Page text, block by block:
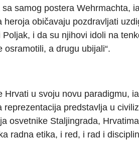
sa samog postera Wehrmachta,
heroja običavaju pozdravljati
Poljak, i da su njihovi idoli na
osramotili, a drugu ubijali“.
Hrvati u svoju novu paradigmu,
reprezentacija predstavlja u
osvetnike Staljingrada,
radna etika, i red, i rad i